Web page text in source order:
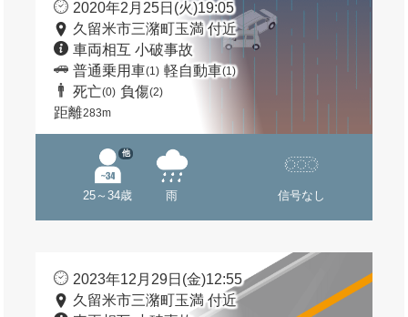
2020年2月25日(火)19:05
久留米市三潴町玉満 付近
車両相互 小破事故
普通乗用車(1) 軽自動車(1)
死亡(0) 負傷(2)
距離283m
25～34歳
他
雨 信号なし
2023年12月29日(金)12:55
久留米市三潴町玉満 付近